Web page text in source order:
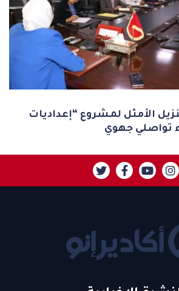
الأمثل لمشروع “إعداديات
تواصلي جهوي